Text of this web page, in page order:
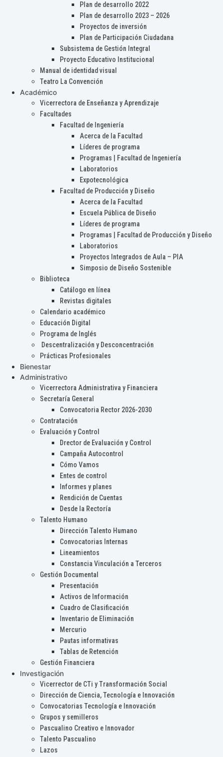
Plan de desarrollo 2022
Plan de desarrollo 2023 – 2026
Proyectos de inversión
Plan de Participación Ciudadana
Subsistema de Gestión Integral
Proyecto Educativo Institucional
Manual de identidad visual
Teatro La Convención
Académico
Vicerrectora de Enseñanza y Aprendizaje
Facultades
Facultad de Ingeniería
Acerca de la Facultad
Líderes de programa
Programas | Facultad de Ingeniería
Laboratorios
Expotecnológica
Facultad de Producción y Diseño
Acerca de la Facultad
Escuela Pública de Diseño
Líderes de programa
Programas | Facultad de Producción y Diseño
Laboratorios
Proyectos Integrados de Aula – PIA
Simposio de Diseño Sostenible
Biblioteca
Catálogo en línea
Revistas digitales
Calendario académico
Educación Digital
Programa de Inglés
Descentralización y Desconcentración
Prácticas Profesionales
Bienestar
Administrativo
Vicerrectora Administrativa y Financiera
Secretaría General
Convocatoria Rector 2026-2030
Contratación
Evaluación y Control
Drector de Evaluación y Control
Campaña Autocontrol
Cómo Vamos
Entes de control
Informes y planes
Rendición de Cuentas
Desde la Rectoría
Talento Humano
Dirección Talento Humano
Convocatorias Internas
Lineamientos
Constancia Vinculación a Terceros
Gestión Documental
Presentación
Activos de Información
Cuadro de Clasificación
Inventario de Eliminación
Mercurio
Pautas informativas
Tablas de Retención
Gestión Financiera
Investigación
Vicerrector de CTi y Transformación Social
Dirección de Ciencia, Tecnología e Innovación
Convocatorias Tecnología e Innovación
Grupos y semilleros
Pascualino Creativo e Innovador
Talento Pascualino
Lazos